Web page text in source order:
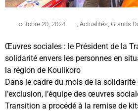
octobre 20, 2024 Actualités Grands
Œuvres sociales : le Président de la
solidarité envers les personnes en
la région de Koulikoro
Dans le cadre du mois de la
l’exclusion, l’équipe des œuvres
Transition a procédé à la remise de